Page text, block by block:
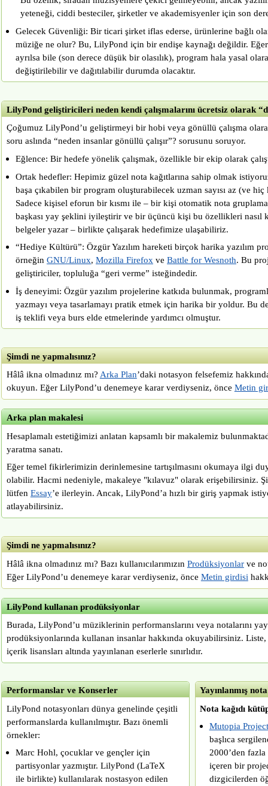
yeteneği, ciddi besteciler, şirketler ve akademisyenler için son
Gelecek Güvenliği: Bir ticari şirket iflas ederse, ürünlerine bağlı
müziğe ne olur? Bu, LilyPond için bir endişe kaynağı değildir.
ayrılsa bile (son derece düşük bir olasılık), program hala yasal
değiştirilebilir ve dağıtılabilir durumda olacaktır.
LilyPond geliştiricileri neden kendi çalışmalarını ücretsiz olarak
Çoğumuz LilyPond’u geliştirmeyi bir hobi veya gönüllü çalışma
soru aslında “neden insanlar gönüllü çalışır”? sorusunu soruyor.
Eğlence: Bir hedefe yönelik çalışmak, özellikle bir ekip olarak
Ortak hedefler: Hepimiz güzel nota kağıtlarına sahip olmak
başa çıkabilen bir program oluşturabilecek uzman sayısı az (ve
Sadece kişisel eforun bir kısmı ile – bir kişi otomatik nota
başkası yay şeklini iyileştirir ve bir üçüncü kişi bu özellikleri nasıl
belgeler yazar – birlikte çalışarak hedefimize ulaşabiliriz.
“Hediye Kültürü”: Özgür Yazılım hareketi birçok harika yazılım
örneğinGNU/Linux,Mozilla Firefox veBattle for Wesnoth. Bu
geliştiriciler, topluluğa “geri verme” isteğindedir.
İş deneyimi: Özgür yazılım projelerine katkıda bulunmak,
yazmayı veya tasarlamayı pratik etmek için harika bir yoldur. Bu
iş teklifi veya burs elde etmelerinde yardımcı olmuştur.
Şimdi ne yapmalısınız?
Hâlâ ikna olmadınız mı? Arka Plan’daki notasyon felsefemiz
okuyun. Eğer LilyPond’u denemeye karar verdiyseniz, önce Metin
Arka plan makalesi
Hesaplamalı estetiğimizi anlatan kapsamlı bir makalemiz
yaratma sanatı.
Eğer temel fikirlerimizin derinlemesine tartışılmasını okumaya ilgi
olabilir. Hacmi nedeniyle, makaleye "kılavuz" olarak erişebilirsiniz.
lütfen Essay’e ilerleyin. Ancak, LilyPond’a hızlı bir giriş yapmak
atlayabilirsiniz.
Şimdi ne yapmalısınız?
Hâlâ ikna olmadınız mı? Bazı kullanıcılarımızın Prodüksiyonlarve
Eğer LilyPond’u denemeye karar verdiyseniz, önce Metin girdisi
LilyPond kullanan prodüksiyonlar
Burada, LilyPond’u müziklerinin performanslarını veya notalarını
prodüksiyonlarında kullanan insanlar hakkında okuyabilirsiniz.
içerik lisansları altında yayınlanan eserlerle sınırlıdır.
Performanslar ve Konserler
LilyPond notasyonları dünya genelinde çeşitli
performanslarda kullanılmıştır. Bazı önemli
örnekler:
Marc Hohl, çocuklar ve gençler için
partisyonlar yazmıştır. LilyPond (LaTeX
ile birlikte) kullanılarak nostasyon edilen
Yayınlanmış
Nota kağıdı
Mutopia Project
başlıca
2000’den fazla
içeren bir
dizgicilerden